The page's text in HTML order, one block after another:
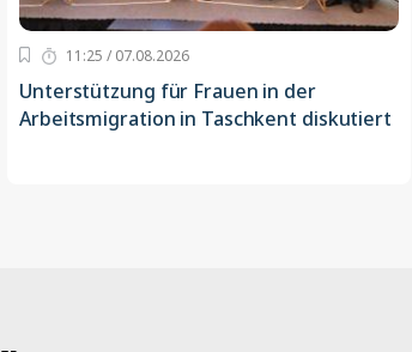
11:25 / 07.08.2026
Unterstützung für Frauen in der
Arbeitsmigration in Taschkent diskutiert